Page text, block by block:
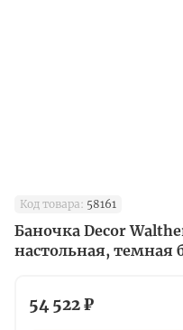
Код товара: 58161
Баночка Decor
настольная, темная
54 522 ₽